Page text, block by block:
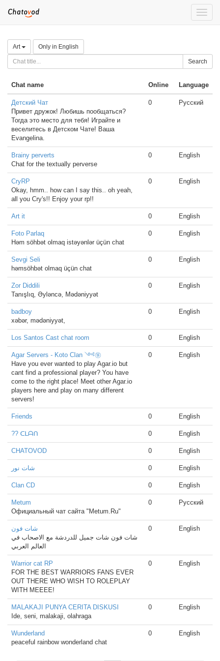
Toggle
Art Only in English
Search
Chat name Online Language
Детский Чат
Привет дружок! Любишь пообщаться?
Тогда это место для тебя! Играйте и
веселитесь в Детском Чате! Ваша
Evangelina.
0 Русский
Brainy perverts
Chat for the textually perverse
0 English
CryRP
Okay, hmm.. how can I say this.. oh yeah,
all you Cry's!! Enjoy your rp!!
0 English
Art it 0 English
Foto Parlaq
Həm söhbət olmaq istəyənlər üçün chat
0 English
Sevgi Seli
həmsöhbət olmaq üçün chat
0 English
Zor Diddili
Tanışlıq, Əyləncə, Mədəniyyət
0 English
badboy
xəbər, mədəniyyət,
0 English
Los Santos Cast chat room 0 English
Agar Servers - Koto Clan ༺㉇
Have you ever wanted to play Agar.io but
cant find a professional player? You have
come to the right place! Meet other Agar.io
players here and play on many different
servers!
0 English
Friends 0 English
?? ᑕᒪᗩᑎ 0 English
CHATOVOD 0 English
شات نور 0 English
Clan CD 0 English
Metum
Официальный чат сайта "Metum.Ru"
0 Русский
شات فون
شات فون شات جميل للدردشة مع الاصحاب في
العالم العربي
0 English
Warrior cat RP
FOR THE BEST WARRIORS FANS EVER
OUT THERE WHO WISH TO ROLEPLAY
WITH MEEEE!
0 English
MALAKAJI PUNYA CERITA DISKUSI
Ide, seni, malakaji, olahraga
0 English
Wunderland
peaceful rainbow wonderland chat
0 English